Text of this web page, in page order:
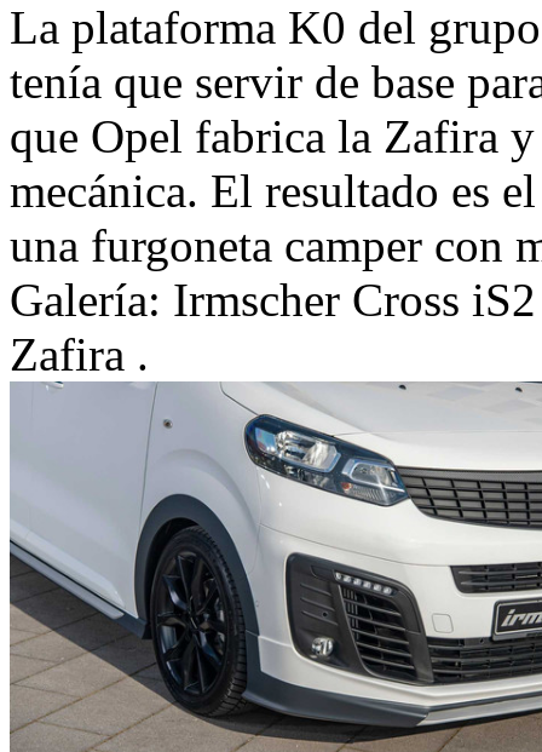
La plataforma K0 del
tenía que servir de base
que Opel fabrica la Zafira
mecánica. El resultado es
una furgoneta camper con
Galería: Irmscher Cross
Zafira .